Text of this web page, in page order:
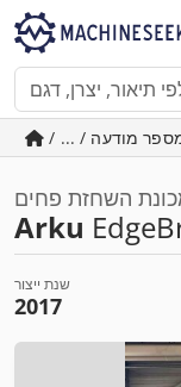
השחזת פחים
Arku
שנת ייצור
2017